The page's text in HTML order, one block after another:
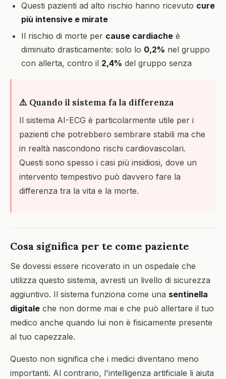
Questi pazienti ad alto rischio hanno ricevuto cure
più intensive e mirate
Il rischio di morte per cause cardiache è
diminuito drasticamente: solo lo 0,2% nel gruppo
con allerta, contro il 2,4% del gruppo senza
⚠️ Quando il sistema fa la differenza
Il sistema AI-ECG è particolarmente utile per i
pazienti che potrebbero sembrare stabili ma che
in realtà nascondono rischi cardiovascolari.
Questi sono spesso i casi più insidiosi, dove un
intervento tempestivo può davvero fare la
differenza tra la vita e la morte.
Cosa significa per te come paziente
Se dovessi essere ricoverato in un ospedale che
utilizza questo sistema, avresti un livello di sicurezza
aggiuntivo. Il sistema funziona come una sentinella
digitale che non dorme mai e che può allertare il tuo
medico anche quando lui non è fisicamente presente
al tuo capezzale.
Questo non significa che i medici diventano meno
importanti. Al contrario, l'intelligenza artificiale li aiuta